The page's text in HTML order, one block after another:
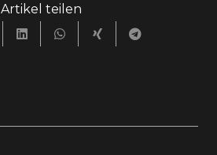
Artikel teilen